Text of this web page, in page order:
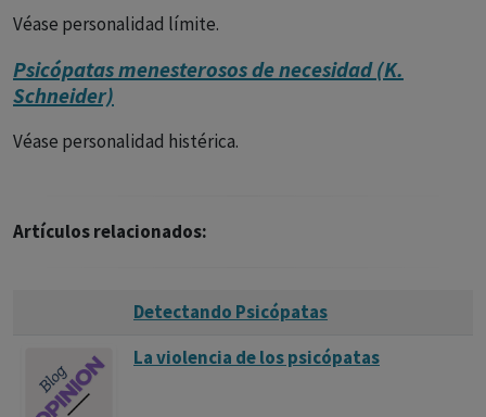
Véase personalidad límite.
Psicópatas menesterosos de necesidad (K.
Schneider)
Véase personalidad histérica.
Artículos relacionados:
Detectando Psicópatas
La violencia de los psicópatas